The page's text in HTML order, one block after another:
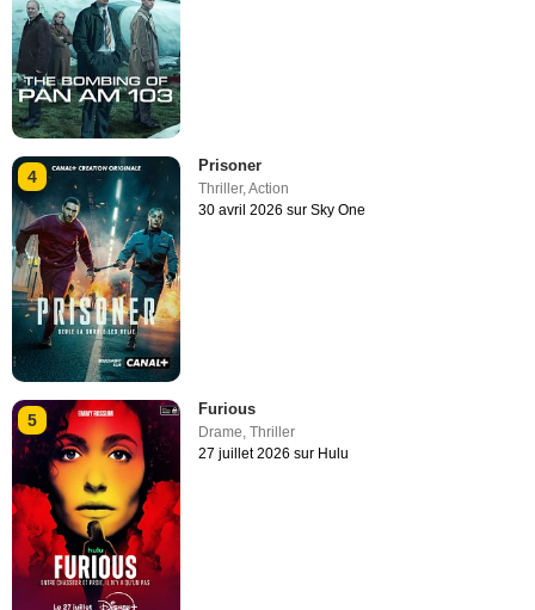
4
Prisoner
Thriller,Action
30 avril 2026 sur Sky One
5
Furious
Drame ,Thriller
27 juillet 2026 sur Hulu